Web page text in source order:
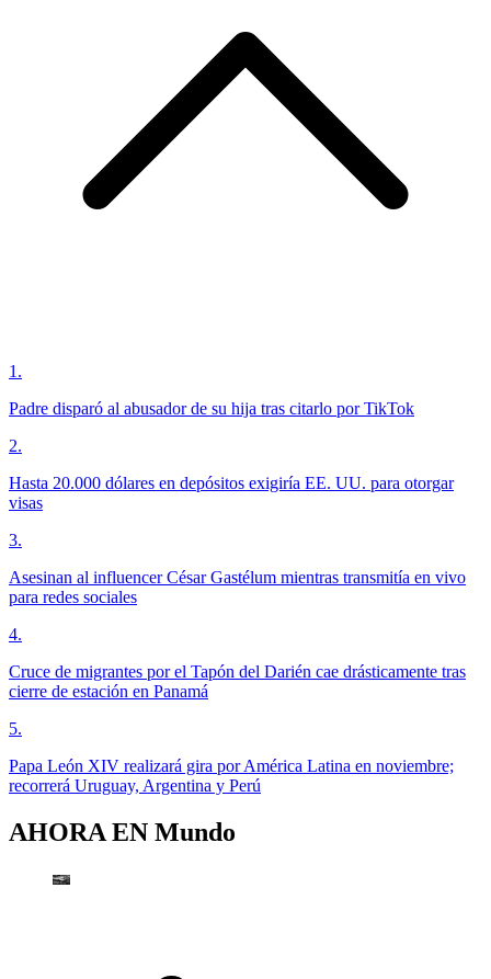
1 .
Padre disparó al abusador de su hija tras citarlo por TikTok
2.
Hasta 20.000 dólares en depósitos exigiría EE. UU. para otorgar
visas
3.
Asesinan al influencer César Gastélum mientras transmitía en vivo
para redes sociales
4.
Cruce de migrantes por el Tapón del Darién cae drásticamente tras
cierre de estación en Panamá
5.
Papa León XIV realizará gira por América Latina en noviembre;
recorrerá Uruguay, Argentina y Perú
AHORA EN Mundo